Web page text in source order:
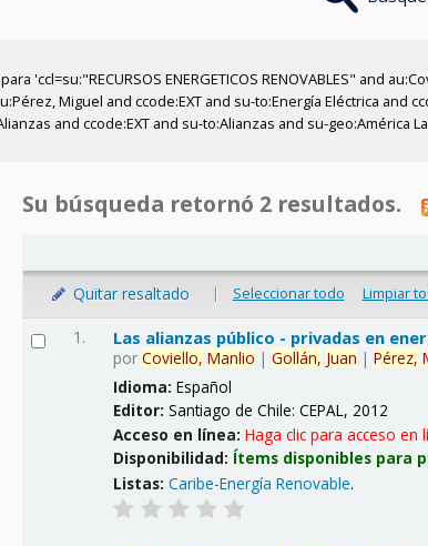
'ccl=su:"RECURSOS ENERGETICOS RENOVABLES" and
Miguel and ccode:EXT and su-to:Energía Eléctrica and
and ccode:EXT and su-to:Alianzas and su-geo:América
Su búsqueda retornó 2 resultados.
Quitar resaltado | Seleccionar todo Limpiar
1. Las alianzas público - privadas en
porCoviello, Manlio |Gollán, Juan |Pérez,
Idioma:Español
Editor:Santiago de Chile: CEPAL, 2012
Acceso en línea:Haga clic para acceso en
Disponibilidad: Ítems disponibles para
Listas: Caribe-Energía Renovable.